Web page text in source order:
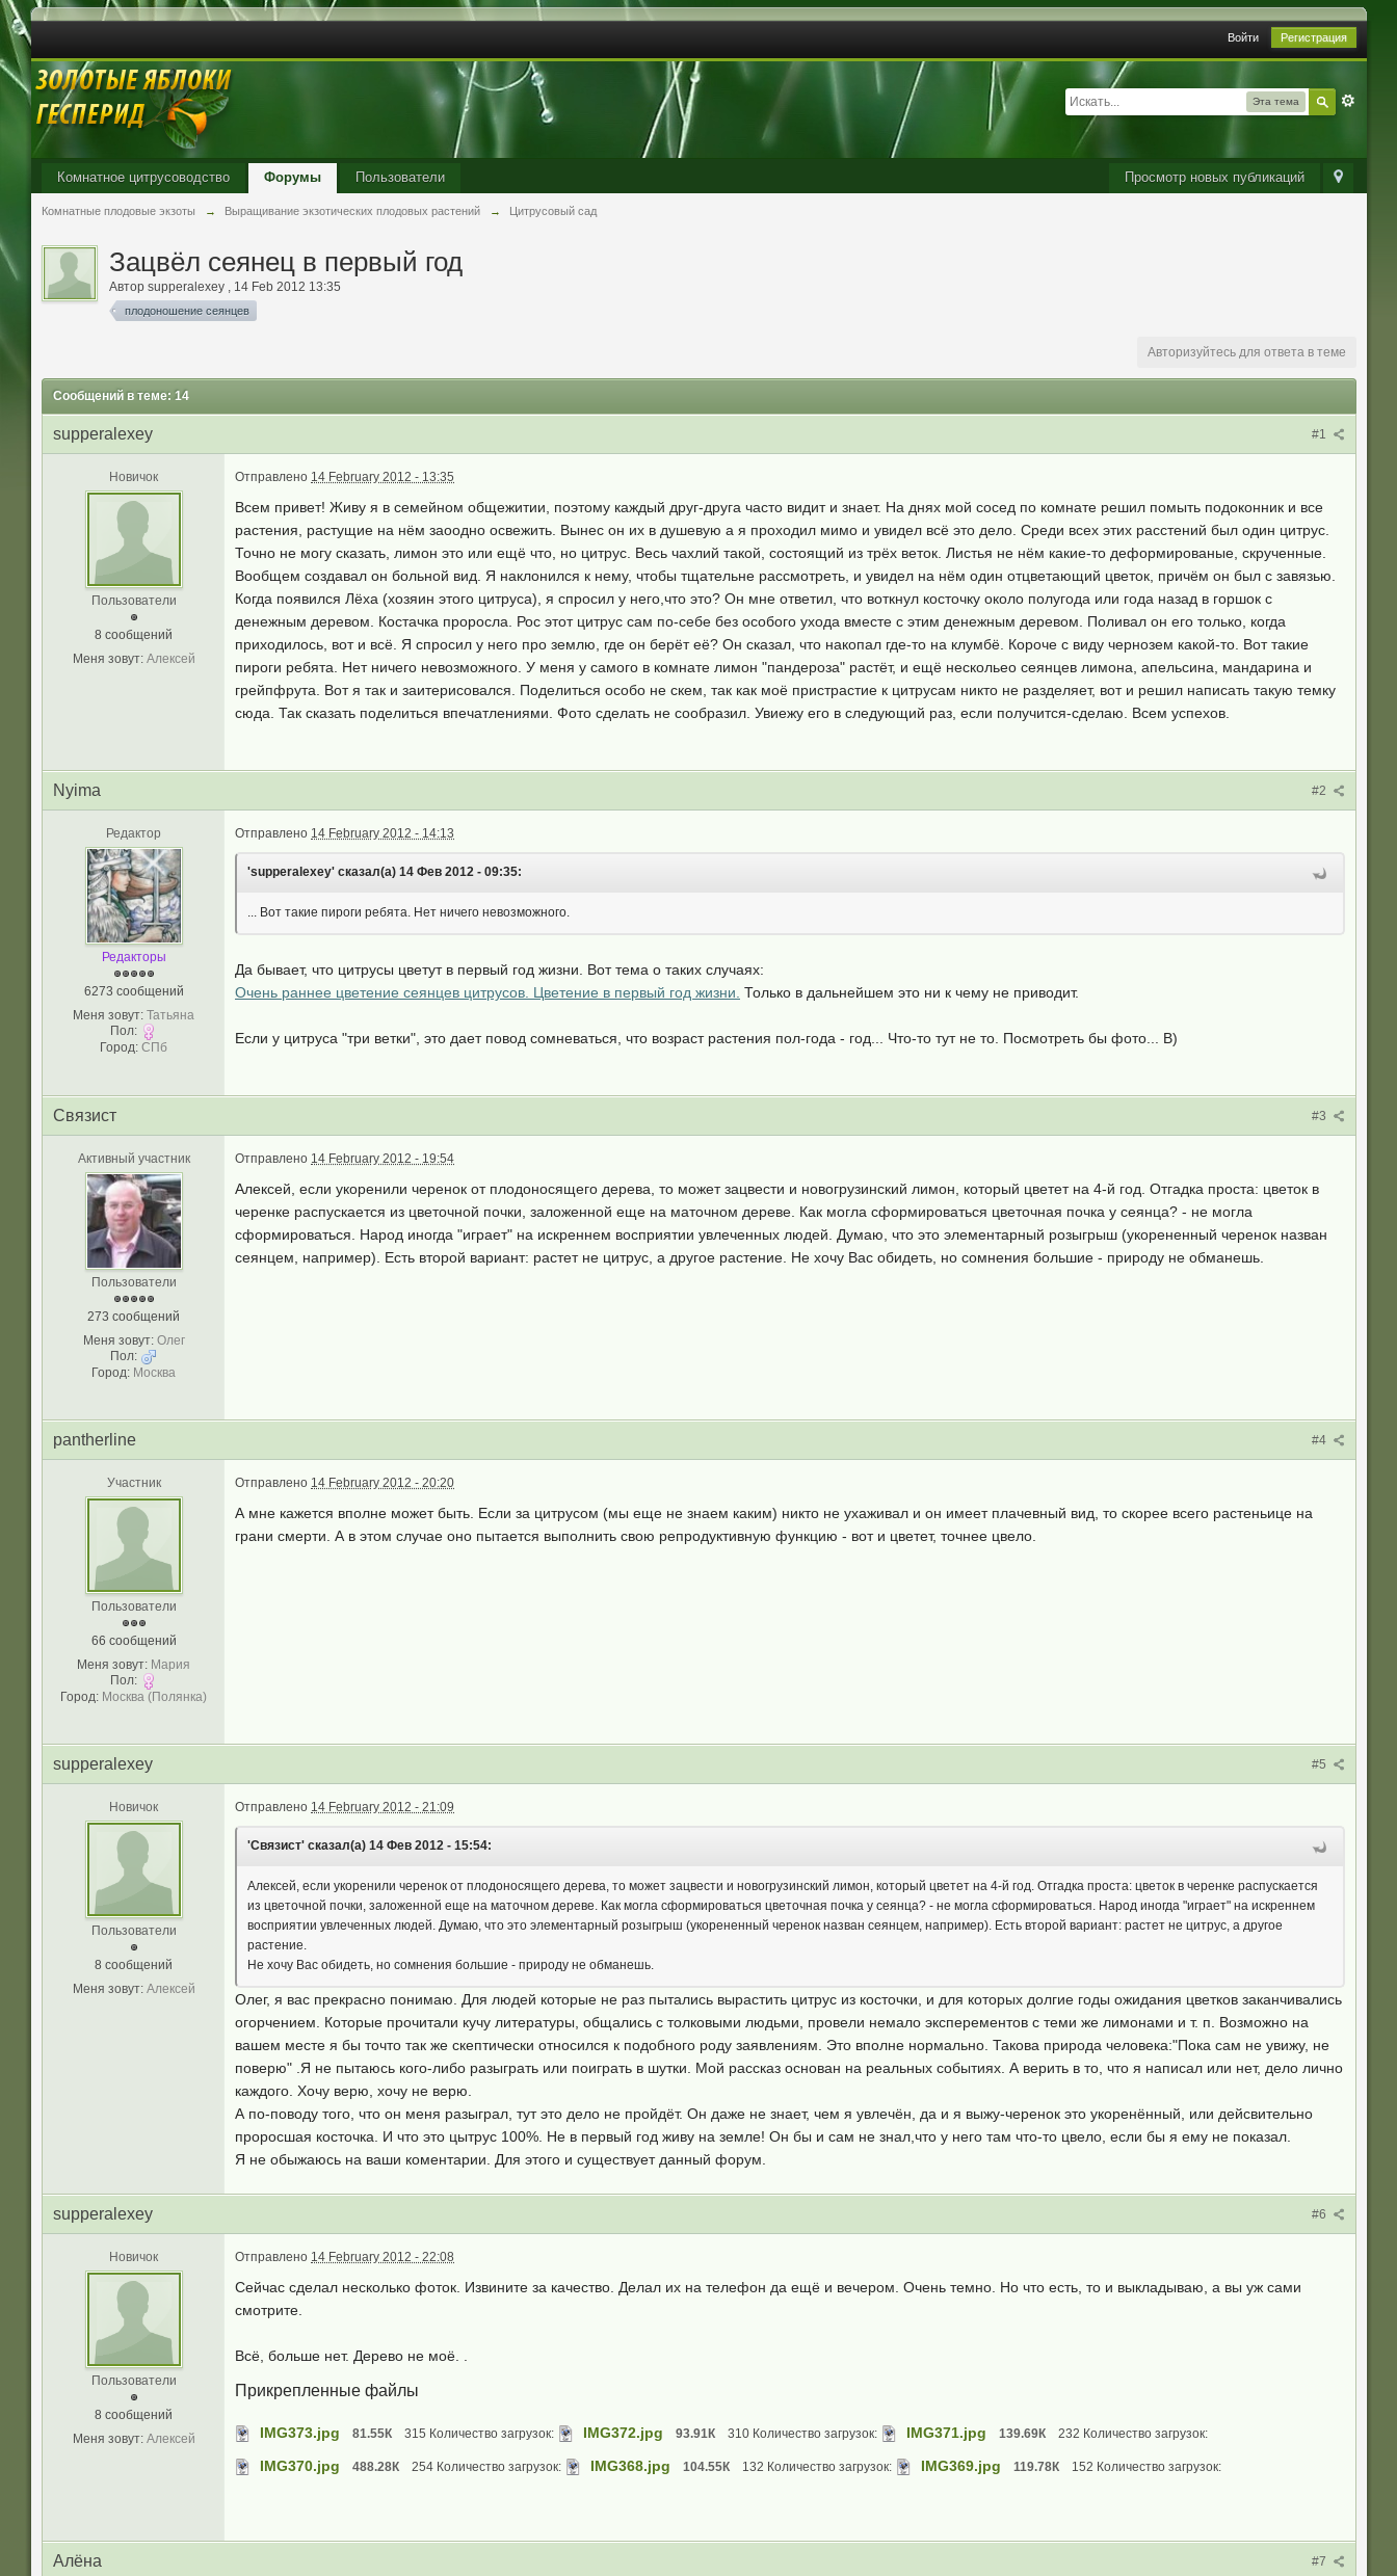
Войти Регистрация
Эта тема
Просмотр новых публикаций
Комнатное цитрусоводство Форумы Пользователи
Комнатные плодовые экзоты → Выращивание экзотических плодовых растений → Цитрусовый сад
Зацвёл сеянец в первый год
Автор supperalexey , 14 Feb 2012 13:35
плодоношение сеянцев
Авторизуйтесь для ответа в теме
Сообщений в теме: 14
#1
supperalexey
Новичок
Пользователи
8 сообщений
Меня зовут: Алексей
Отправлено 14 February 2012 - 13:35
Всем привет! Живу я в семейном общежитии, поэтому каждый друг-друга часто видит и знает. На днях мой сосед по комнате решил помыть подоконник и все
растения, растущие на нём заоодно освежить. Вынес он их в душевую а я проходил мимо и увидел всё это дело. Среди всех этих расстений был один цитрус.
Точно не могу сказать, лимон это или ещё что, но цитрус. Весь чахлий такой, состоящий из трёх веток. Листья не нём какие-то деформированые, скрученные.
Вообщем создавал он больной вид. Я наклонился к нему, чтобы тщательне рассмотреть, и увидел на нём один отцветающий цветок, причём он был с завязью.
Когда появился Лёха (хозяин этого цитруса), я спросил у него,что это? Он мне ответил, что воткнул косточку около полугода или года назад в горшок с
денежным деревом. Костачка проросла. Рос этот цитрус сам по-себе без особого ухода вместе с этим денежным деревом. Поливал он его только, когда
приходилось, вот и всё. Я спросил у него про землю, где он берёт её? Он сказал, что накопал где-то на клумбё. Короче с виду чернозем какой-то. Вот такие
пироги ребята. Нет ничего невозможного. У меня у самого в комнате лимон "пандероза" растёт, и ещё нескольео сеянцев лимона, апельсина, мандарина и
грейпфрута. Вот я так и заитерисовался. Поделиться особо не скем, так как моё пристрастие к цитрусам никто не разделяет, вот и решил написать такую темку
сюда. Так сказать поделиться впечатлениями. Фото сделать не сообразил. Увиежу его в следующий раз, если получится-сделаю. Всем успехов.
#2
Nyima
Редактор
Редакторы
6273 сообщений
Меня зовут: Татьяна
Пол:
Город: СПб
Отправлено 14 February 2012 - 14:13
'supperalexey' сказал(а) 14 Фев 2012 - 09:35:
... Вот такие пироги ребята. Нет ничего невозможного.
Да бывает, что цитрусы цветут в первый год жизни. Вот тема о таких случаях:
Очень раннее цветение сеянцев цитрусов. Цветение в первый год жизни. Только в дальнейшем это ни к чему не приводит.
Если у цитруса "три ветки", это дает повод сомневаться, что возраст растения пол-года - год... Что-то тут не то. Посмотреть бы фото... B)
#3
Связист
Активный участник
Пользователи
273 сообщений
Меня зовут: Олег
Пол:
Город: Москва
Отправлено 14 February 2012 - 19:54
Алексей, если укоренили черенок от плодоносящего дерева, то может зацвести и новогрузинский лимон, который цветет на 4-й год. Отгадка проста: цветок в
черенке распускается из цветочной почки, заложенной еще на маточном дереве. Как могла сформироваться цветочная почка у сеянца? - не могла
сформироваться. Народ иногда "играет" на искреннем восприятии увлеченных людей. Думаю, что это элементарный розыгрыш (укорененный черенок назван
сеянцем, например). Есть второй вариант: растет не цитрус, а другое растение. Не хочу Вас обидеть, но сомнения большие - природу не обманешь.
#4
pantherline
Участник
Пользователи
66 сообщений
Меня зовут: Мария
Пол:
Город: Москва (Полянка)
Отправлено 14 February 2012 - 20:20
А мне кажется вполне может быть. Если за цитрусом (мы еще не знаем каким) никто не ухаживал и он имеет плачевный вид, то скорее всего растеньице на
грани смерти. А в этом случае оно пытается выполнить свою репродуктивную функцию - вот и цветет, точнее цвело.
#5
supperalexey
Новичок
Пользователи
8 сообщений
Меня зовут: Алексей
Отправлено 14 February 2012 - 21:09
'Связист' сказал(а) 14 Фев 2012 - 15:54:
Алексей, если укоренили черенок от плодоносящего дерева, то может зацвести и новогрузинский лимон, который цветет на 4-й год. Отгадка проста: цветок в черенке распускается
из цветочной почки, заложенной еще на маточном дереве. Как могла сформироваться цветочная почка у сеянца? - не могла сформироваться. Народ иногда "играет" на искреннем
восприятии увлеченных людей. Думаю, что это элементарный розыгрыш (укорененный черенок назван сеянцем, например). Есть второй вариант: растет не цитрус, а другое
растение.
Не хочу Вас обидеть, но сомнения большие - природу не обманешь.
Олег, я вас прекрасно понимаю. Для людей которые не раз пытались вырастить цитрус из косточки, и для которых долгие годы ожидания цветков заканчивались
огорчением. Которые прочитали кучу литературы, общались с толковыми людьми, провели немало эксперементов с теми же лимонами и т. п. Возможно на
вашем месте я бы точто так же скептически относился к подобного роду заявлениям. Это вполне нормально. Такова природа человека:"Пока сам не увижу, не
поверю" .Я не пытаюсь кого-либо разыграть или поиграть в шутки. Мой рассказ основан на реальных событиях. А верить в то, что я написал или нет, дело лично
каждого. Хочу верю, хочу не верю.
А по-поводу того, что он меня разыграл, тут это дело не пройдёт. Он даже не знает, чем я увлечён, да и я выжу-черенок это укоренённый, или дейсвительно
проросшая косточка. И что это цытрус 100%. Не в первый год живу на земле! Он бы и сам не знал,что у него там что-то цвело, если бы я ему не показал.
Я не обыжаюсь на ваши коментарии. Для этого и существует данный форум.
#6
supperalexey
Новичок
Пользователи
8 сообщений
Меня зовут: Алексей
Отправлено 14 February 2012 - 22:08
Сейчас сделал несколько фоток. Извините за качество. Делал их на телефон да ещё и вечером. Очень темно. Но что есть, то и выкладываю, а вы уж сами
смотрите.
Всё, больше нет. Дерево не моё. .
Прикрепленные файлы
IMG373.jpg 81.55К 315 Количество загрузок: IMG372.jpg 93.91К 310 Количество загрузок: IMG371.jpg 139.69К 232 Количество загрузок:
IMG370.jpg 488.28К 254 Количество загрузок: IMG368.jpg 104.55К 132 Количество загрузок: IMG369.jpg 119.78К 152 Количество загрузок:
#7
Алёна